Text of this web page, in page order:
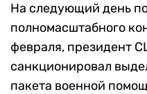
На следующий день
полномасштабного
февраля, президент
санкционировал
пакета военной